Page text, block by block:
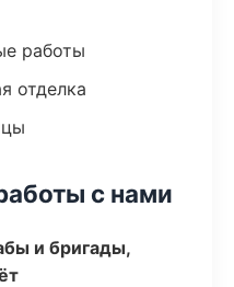
работы
отделка
с нами
и бригады,